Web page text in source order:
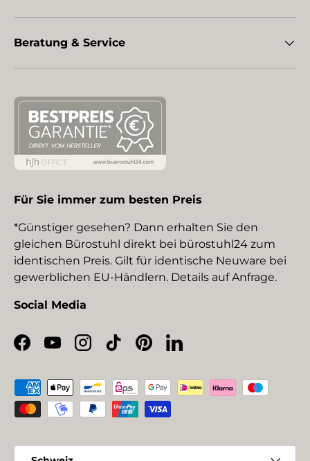
Beratung & Service
Für Sie immer zum besten Preis
*Günstiger gesehen? Dann erhalten Sie den
gleichen Bürostuhl direkt bei bürostuhl24 zum
identischen Preis. Gilt für identische Neuware bei
gewerblichen EU-Händlern. Details auf Anfrage.
Social Media
Facebook
YouTubeInstagram
TikTokPinterestLinkedIn
Zahlungsmethoden